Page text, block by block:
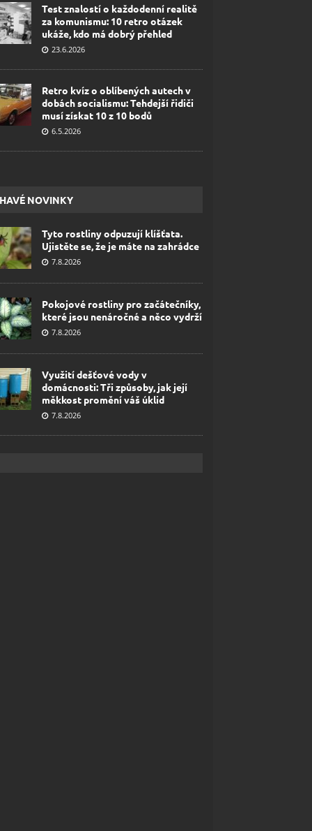
Test znalostí o každodenní realitě
za komunismu: 10 retro otázek
ukáže, kdo má dobrý přehled
23.6.2026
Retro kvíz o oblíbených autech v
dobách socialismu: Tehdejší řidiči
musí získat 10 z 10 bodů
6.5.2026
NOVINKY
Tyto rostliny odpuzují klíšťata.
Ujistěte se, že je máte na zahrádce
7.8.2026
Pokojové rostliny pro začátečníky,
které jsou nenáročné a něco vydrží
7.8.2026
Využití dešťové vody v
domácnosti: Tři způsoby, jak její
měkkost promění váš úklid
7.8.2026